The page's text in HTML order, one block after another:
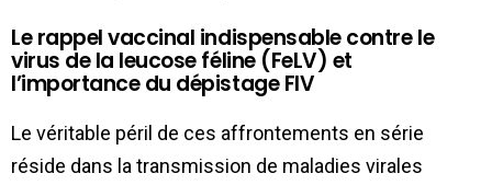
Le rappel vaccinal indispensable contre le
virus de la leucose féline (FeLV) et
l’importance du dépistage FIV
Le véritable péril de ces affrontements en série
réside dans la transmission de maladies virales